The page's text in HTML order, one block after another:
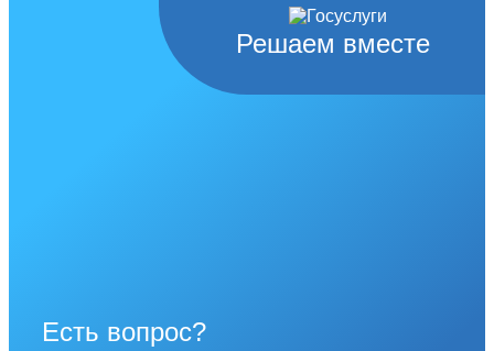
Решаем вместе
Есть вопрос?